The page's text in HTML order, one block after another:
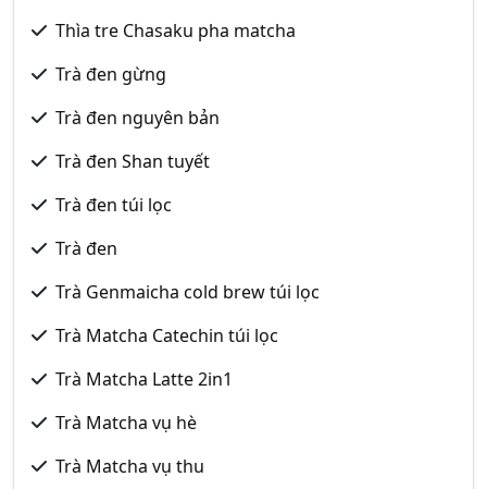
Thìa tre Chasaku pha matcha
Trà đen gừng
Trà đen nguyên bản
Trà đen Shan tuyết
Trà đen túi lọc
Trà đen
Trà Genmaicha cold brew túi lọc
Trà Matcha Catechin túi lọc
Trà Matcha Latte 2in1
Trà Matcha vụ hè
Trà Matcha vụ thu